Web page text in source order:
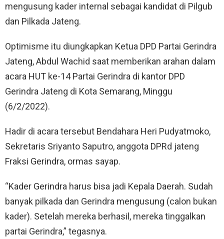
mengusung kader internal sebagai kandidat di Pilgub
dan Pilkada Jateng.
Optimisme itu diungkapkan Ketua DPD Partai Gerindra
Jateng, Abdul Wachid saat memberikan arahan dalam
acara HUT ke-14 Partai Gerindra di kantor DPD
Gerindra Jateng di Kota Semarang, Minggu
(6/2/2022).
Hadir di acara tersebut Bendahara Heri Pudyatmoko,
Sekretaris Sriyanto Saputro, anggota DPRd jateng
Fraksi Gerindra, ormas sayap.
“Kader Gerindra harus bisa jadi Kepala Daerah. Sudah
banyak pilkada dan Gerindra mengusung (calon bukan
kader). Setelah mereka berhasil, mereka tinggalkan
partai Gerindra,” tegasnya.